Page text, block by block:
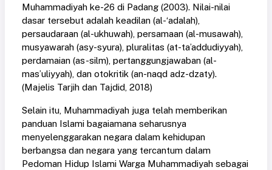
Muhammadiyah ke-26 di Padang (2003). Nilai-nilai
dasar tersebut adalah keadilan (al-‘adalah),
persaudaraan (al-ukhuwah), persamaan (al-musawah),
musyawarah (asy-syura), pluralitas (at-ta’addudiyyah),
perdamaian (as-silm), pertanggungjawaban (al-
mas’uliyyah), dan otokritik (an-naqd adz-dzaty).
(Majelis Tarjih dan Tajdid, 2018)
Selain itu, Muhammadiyah juga telah memberikan
panduan Islami bagaiamana seharusnya
menyelenggarakan negara dalam kehidupan
berbangsa dan negara yang tercantum dalam
Pedoman Hidup Islami Warga Muhammadiyah sebagai